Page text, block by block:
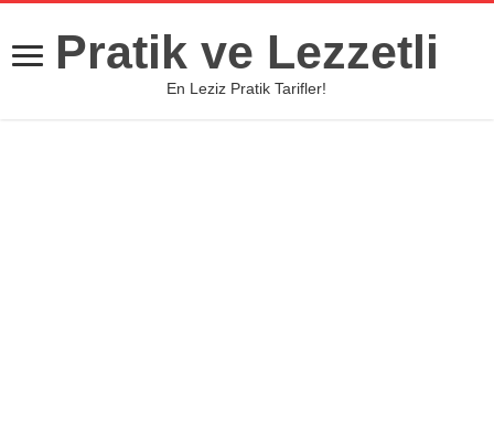
Pratik ve Lezzetli
En Leziz Pratik Tarifler!